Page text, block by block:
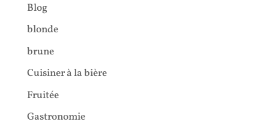
Blog
blonde
brune
Cuisiner à la bière
Fruitée
Gastronomie